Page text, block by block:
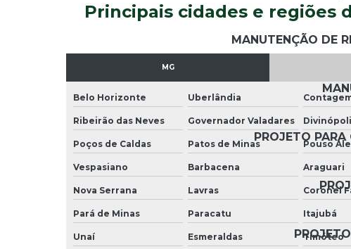
MANUTENÇÃO DE
PROJETO
Principais cidades e regiões
MG
Belo Horizonte Uberlândia
Ribeirão das Neves Governador Valadares
Poços de Caldas Patos de Minas Pouso
Vespasiano Barbacena Araguari
Nova Serrana Lavras Coronel
Pará de Minas Paracatu Itajubá
Unaí Esmeraldas Timóteo